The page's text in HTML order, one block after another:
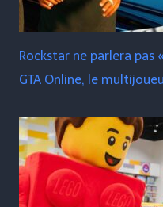
Rockstar ne parlera pas
GTA Online, le